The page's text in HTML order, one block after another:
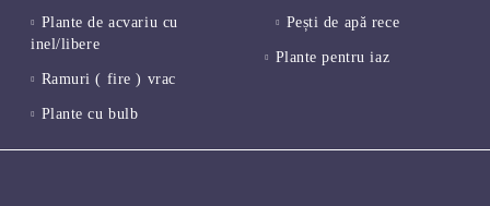
Plante de acvariu cu
inel/libere
Ramuri ( fire ) vrac
Plante cu bulb
Pești de apă rece
Plante pentru iaz